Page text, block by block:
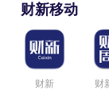
财新移动
财新 财